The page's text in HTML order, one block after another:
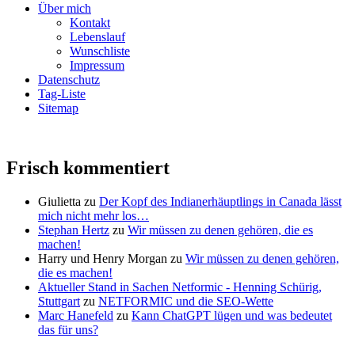
Über mich
Kontakt
Lebenslauf
Wunschliste
Impressum
Datenschutz
Tag-Liste
Sitemap
Frisch kommentiert
Giulietta zu Der Kopf des Indianerhäuptlings in Canada lässt
mich nicht mehr los…
Stephan Hertz zu Wir müssen zu denen gehören, die es
machen!
Harry und Henry Morgan zu Wir müssen zu denen gehören,
die es machen!
Aktueller Stand in Sachen Netformic - Henning Schürig,
Stuttgart zu NETFORMIC und die SEO-Wette
Marc Hanefeld zu Kann ChatGPT lügen und was bedeutet
das für uns?